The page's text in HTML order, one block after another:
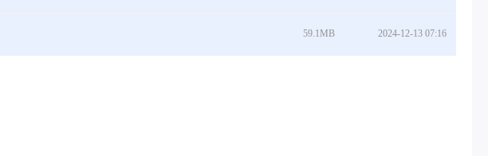
59.1MB 2024-12-13 07:16